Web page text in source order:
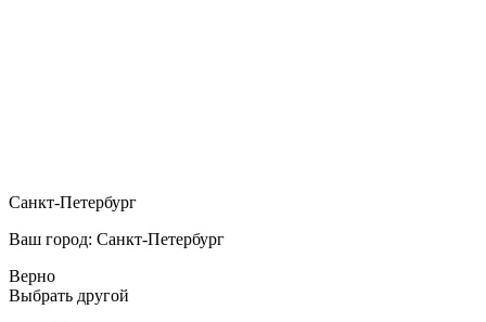
Санкт-Петербург
Ваш город: Санкт-Петербург
Верно
Выбрать другой